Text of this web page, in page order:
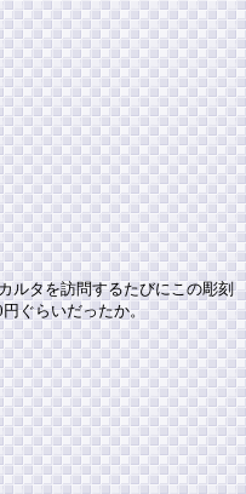
ルタを訪問するたびにこの彫刻
ぐらいだったか。